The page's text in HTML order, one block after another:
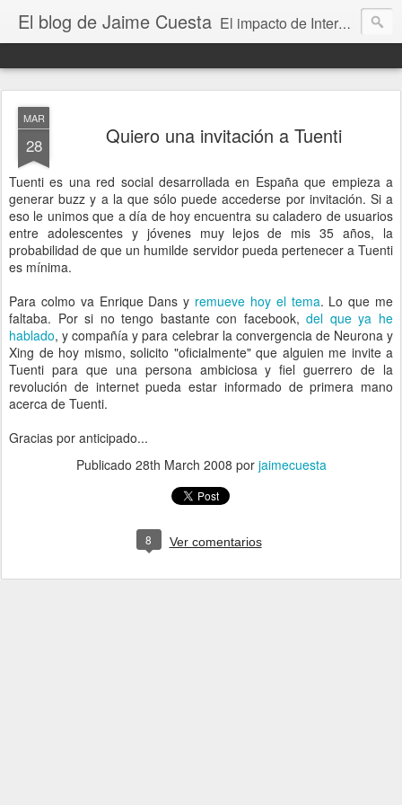
El blog de Jaime Cuesta El impacto de Internet en la sociedad visto con mis propios ojos
MAR
28 Quiero una invitación a Tuenti
Tuenti es una red social desarrollada en España que empieza a
generar buzz y a la que sólo puede accederse por invitación. Si a
eso le unimos que a día de hoy encuentra su caladero de usuarios
entre adolescentes y jóvenes muy lejos de mis 35 años, la
probabilidad de que un humilde servidor pueda pertenecer a Tuenti
es mínima.
Para colmo va Enrique Dans y remueve hoy el tema. Lo que me
faltaba. Por si no tengo bastante con facebook,del que ya he
hablado, y compañía y para celebrar la convergencia de Neurona y
Xing de hoy mismo, solicito "oficialmente" que alguien me invite a
Tuenti para que una persona ambiciosa y fiel guerrero de la
revolución de internet pueda estar informado de primera mano
acerca de Tuenti.
Gracias por anticipado...
Publicado 28th March 2008 por jaimecuesta
8 Ver comentarios